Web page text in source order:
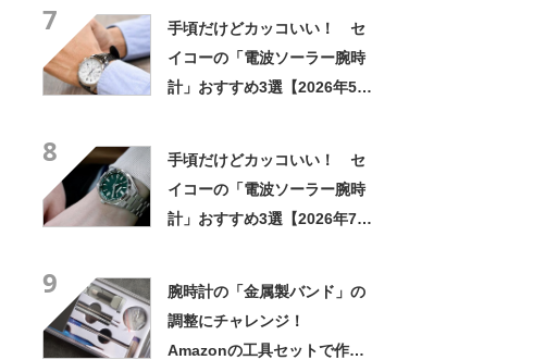
7
手頃だけどカッコいい！ セ
イコーの「電波ソーラー腕時
計」おすすめ3選【2026年5月
8
手頃だけどカッコいい！ セ
イコーの「電波ソーラー腕時
計」おすすめ3選【2026年7月
9
腕時計の「金属製バンド」の
調整にチャレンジ！
Amazonの工具セットで作業